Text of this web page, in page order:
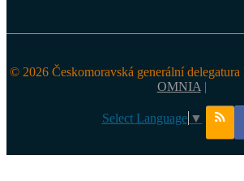
© 2026 Českomoravská generální delegatura
OMNIA |
Select Language ▼